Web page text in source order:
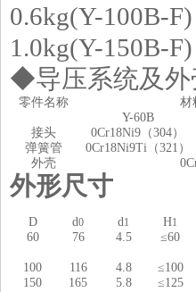
0.6kg(Y-100B-F)
1.0kg(Y-150B-F)
◆导压系统及外
零件名称
材
Y-60B
接头
0Cr18Ni9（304）
弹簧管
0Cr18Ni9Ti（321）
外壳
外形尺寸
D d0 d1 H1
60 76 4.5 ≤60
100 116 4.8 ≤100
150
165 5.8 ≤125